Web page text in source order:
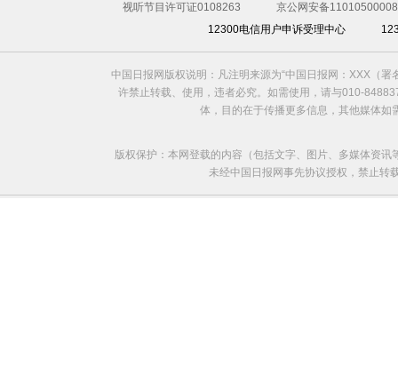
视听节目许可证0108263
京公网安备
12300电信用户申诉受理中心
中国日报网版权说明：凡注明来源为“中国日报网：XXX（
许禁止转载、使用，违者必究。如需使用，请与010-
体，目的在于传播更多信息，其他媒体
版权保护：本网登载的内容（包括文字、图片、多媒体资
未经中国日报网事先协议授权，禁止转